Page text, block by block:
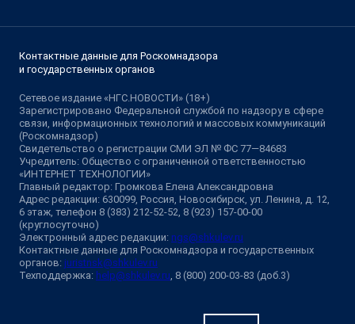
Контактные данные для Роскомнадзора
и государственных органов
Сетевое издание «НГС.НОВОСТИ» (18+)
Зарегистрировано Федеральной службой по надзору в сфере
связи, информационных технологий и массовых коммуникаций
(Роскомнадзор)
Свидетельство о регистрации СМИ ЭЛ № ФС 77—84683
Учредитель: Общество с ограниченной ответственностью
«ИНТЕРНЕТ ТЕХНОЛОГИИ»
Главный редактор: Громкова Елена Александровна
Адрес редакции: 630099, Россия, Новосибирск, ул. Ленина, д. 12,
6 этаж, телефон 8 (383) 212-52-52, 8 (923) 157-00-00
(круглосуточно)
Электронный адрес редакции: ngs@shkulev.ru
Контактные данные для Роскомнадзора и государственных
органов: juristnsk@shkulev.ru
Техподдержка: help@shkulev.ru , 8 (800) 200-03-83 (доб.3)